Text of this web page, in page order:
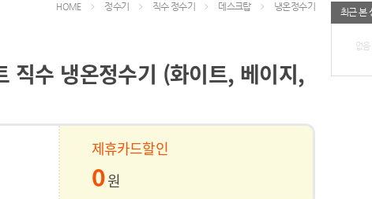
최근 본
없음
HOME 정수기 직수 정수기 데스크탑 냉온정수기
직수 냉온정수기 (화이트, 베이지,
제휴카드할인
0원